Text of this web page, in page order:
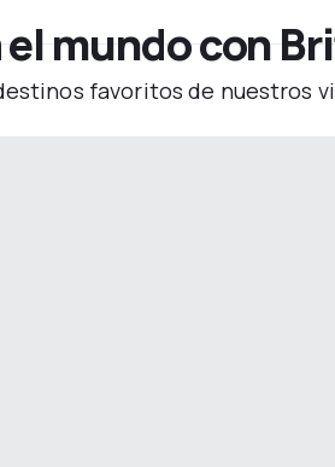
el mundo con
favoritos de nuestros